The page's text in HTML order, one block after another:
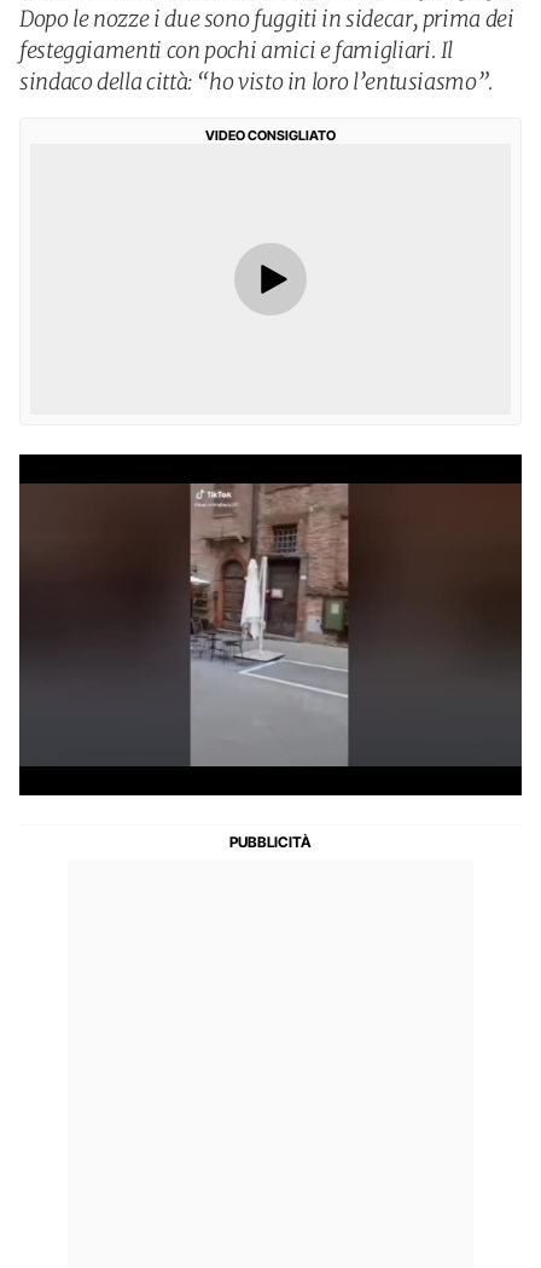
Dopo le nozze i due sono fuggiti in sidecar, prima dei
festeggiamenti con pochi amici e famigliari. Il
sindaco della città: “ho visto in loro l’entusiasmo”.
VIDEO CONSIGLIATO